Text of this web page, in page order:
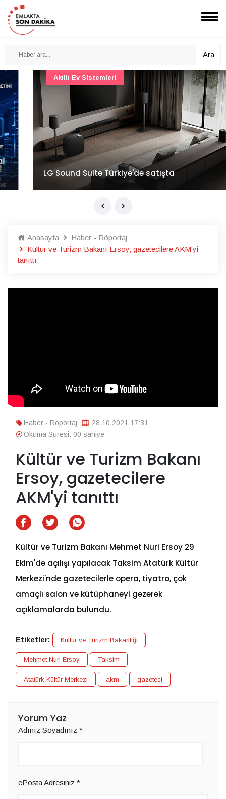
Ara
LG Sound Suite Türkiye'de satışta
Akıllı Ev Sistemleri
Anasayfa
Haber - Röportaj
Kültür ve Turizm Bakanı Ersoy, gazetecilere AKM'yi
tanıttı
Haber - Röportaj
28.10.2021 17:31
Okuma Süresi: 00 saniye
Kültür ve Turizm Bakanı
Ersoy, gazetecilere
AKM'yi tanıttı
Kültür ve Turizm Bakanı Mehmet Nuri Ersoy 29
Ekim'de açılışı yapılacak Taksim Atatürk Kültür
Merkezi'nde gazetecilerle opera, tiyatro, çok
amaçlı salon ve kütüphaneyi gezerek
açıklamalarda bulundu.
Etiketler: Kültür ve Turizm Bakanlığı
Mehmet Nuri Ersoy Taksim
Atatürk Kültür Merkezi akm gazeteci
Yorum Yaz
Adınız Soyadınız *
ePosta Adresiniz *